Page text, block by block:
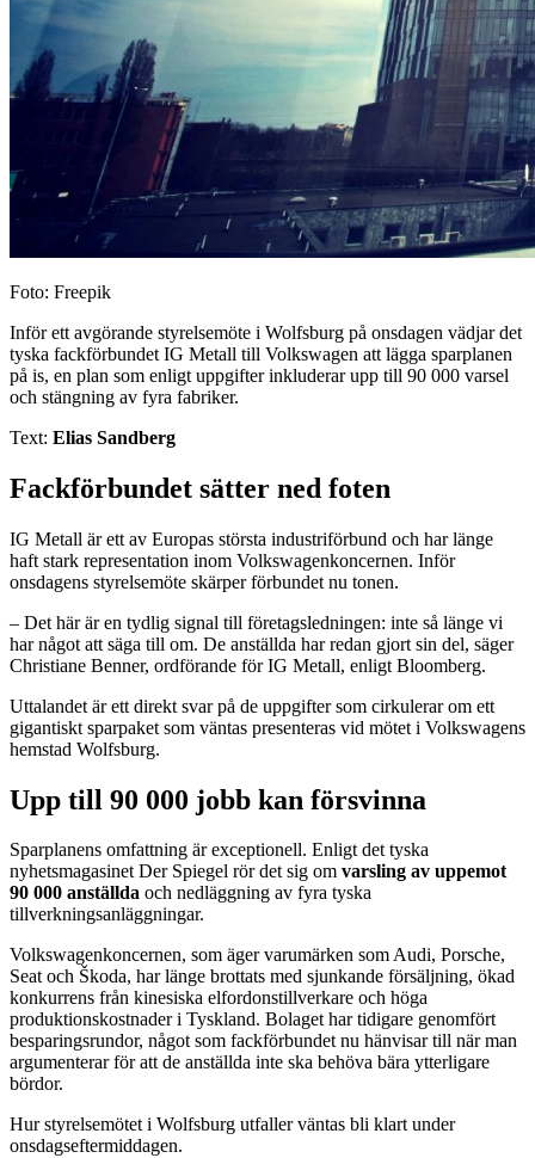
Foto: Freepik
Inför ett avgörande styrelsemöte i Wolfsburg på onsdagen vädjar det
tyska fackförbundet IG Metall till Volkswagen att lägga sparplanen
på is, en plan som enligt uppgifter inkluderar upp till 90 000 varsel
och stängning av fyra fabriker.
Text: Elias Sandberg
Fackförbundet sätter ned foten
IG Metall är ett av Europas största industriförbund och har länge
haft stark representation inom Volkswagenkoncernen. Inför
onsdagens styrelsemöte skärper förbundet nu tonen.
– Det här är en tydlig signal till företagsledningen: inte så länge vi
har något att säga till om. De anställda har redan gjort sin del, säger
Christiane Benner, ordförande för IG Metall, enligt Bloomberg.
Uttalandet är ett direkt svar på de uppgifter som cirkulerar om ett
gigantiskt sparpaket som väntas presenteras vid mötet i Volkswagens
hemstad Wolfsburg.
Upp till 90 000 jobb kan försvinna
Sparplanens omfattning är exceptionell. Enligt det tyska
nyhetsmaga­sinet Der Spiegel rör det sig om varsling av uppemot
90 000 anställda och nedläggning av fyra tyska
tillverkningsanläggningar.
Volkswagenkoncernen, som äger varumärken som Audi, Porsche,
Seat och Škoda, har länge brottats med sjunkande försäljning, ökad
konkurrens från kinesiska elfordonstillverkare och höga
produktionskostnader i Tyskland. Bolaget har tidigare genomfört
besparingsrundor, något som fackförbundet nu hänvisar till när man
argumenterar för att de anställda inte ska behöva bära ytterligare
bördor.
Hur styrelsemötet i Wolfsburg utfaller väntas bli klart under
onsdagseftermiddagen.